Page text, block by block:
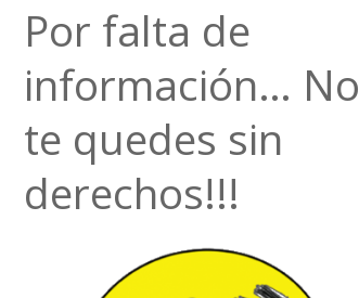
Por falta de
información… No
te quedes sin
derechos!!!